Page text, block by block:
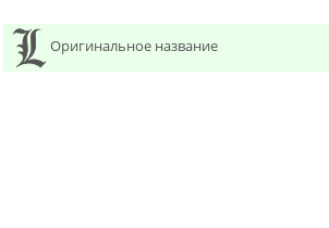
Оригинальное название